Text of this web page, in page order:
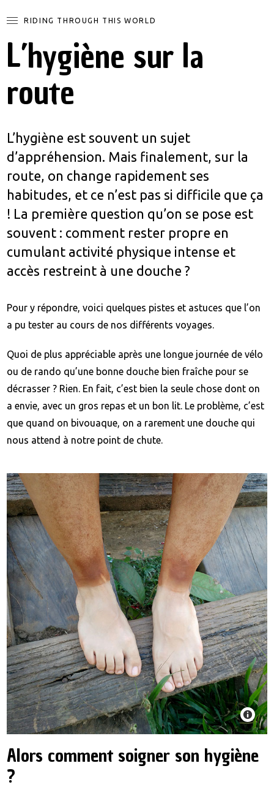
RIDING THROUGH THIS WORLD
L’hygiène sur la
route
L’hygiène est souvent un sujet
d’appréhension. Mais finalement, sur la
route, on change rapidement ses
habitudes, et ce n’est pas si difficile que ça
! La première question qu’on se pose est
souvent : comment rester propre en
cumulant activité physique intense et
accès restreint à une douche ?
Pour y répondre, voici quelques pistes et astuces que l’on
a pu tester au cours de nos différents voyages.
Quoi de plus appréciable après une longue journée de vélo
ou de rando qu’une bonne douche bien fraîche pour se
décrasser ? Rien. En fait, c’est bien la seule chose dont on
a envie, avec un gros repas et un bon lit. Le problème, c’est
que quand on bivouaque, on a rarement une douche qui
nous attend à notre point de chute.
Alors comment soigner son hygiène
?